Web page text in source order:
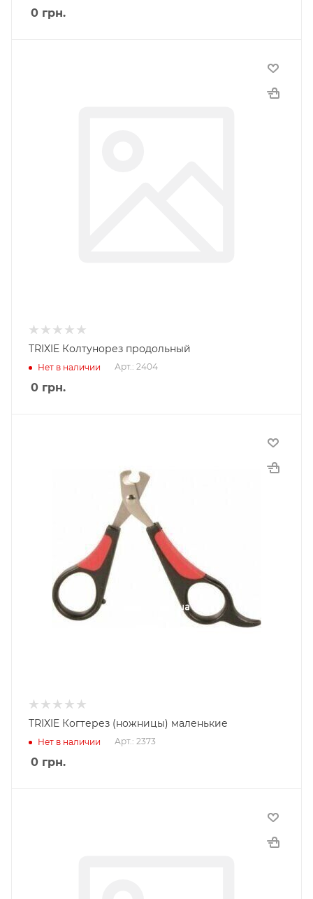
0 грн.
TRIXIE Колтунорез продольный
Нет в наличии Арт.: 2404
0 грн.
TRIXIE Когтерез (ножницы) маленькие
Нет в наличии Арт.: 2373
0 грн.